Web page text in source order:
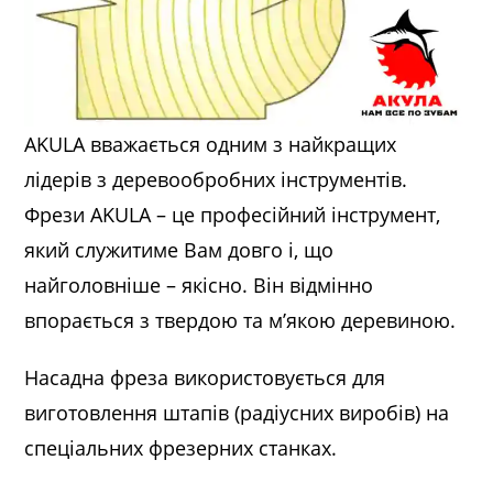
AKULA вважається одним з найкращих
лідерів з деревообробних інструментів.
Фрези AKULA – це професійний інструмент,
який служитиме Вам довго і, що
найголовніше – якісно. Він відмінно
впорається з твердою та м’якою деревиною.
Насадна фреза використовується для
виготовлення штапів (радіусних виробів) на
спеціальних фрезерних станках.